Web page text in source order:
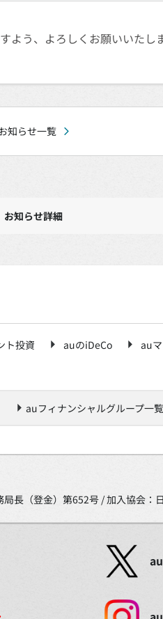
う、よろしくお願いいたしま
知らせ一覧
お知らせ詳細
ト投資 auのiDeCo au
auフィナンシャルグループ一覧
長（登金）第652号 / 加入協会